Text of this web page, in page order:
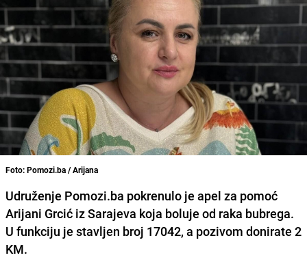
Foto: Pomozi.ba / Arijana
Udruženje Pomozi.ba pokrenulo je apel za pomoć
Arijani Grcić iz Sarajeva koja boluje od raka bubrega.
U funkciju je stavljen broj 17042, a pozivom donirate 2
KM.